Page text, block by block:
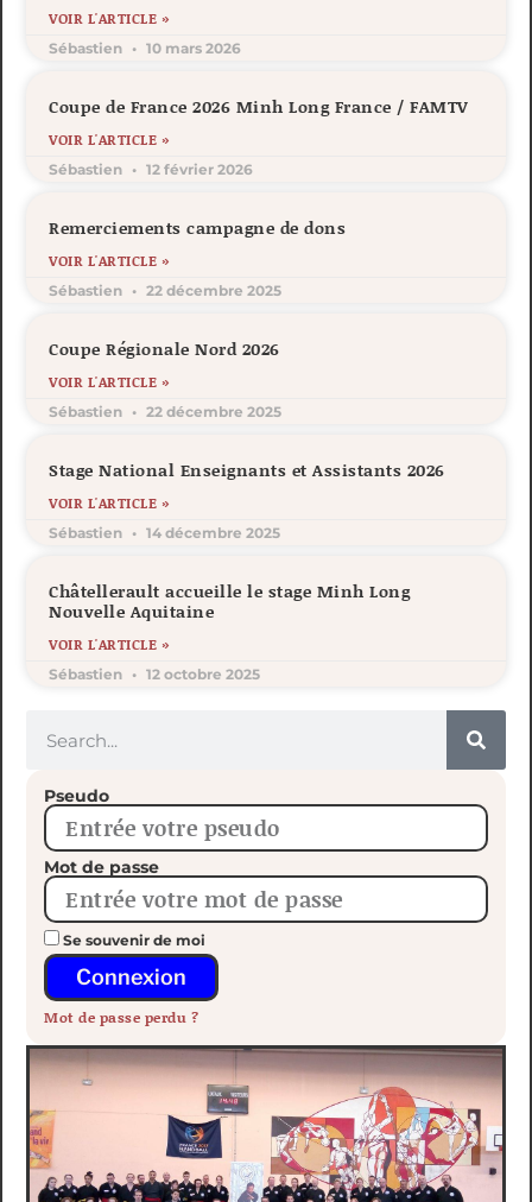
VOIR L'ARTICLE »
Sébastien 10 mars 2026
Coupe de France 2026 Minh Long France / FAMTV
VOIR L'ARTICLE »
Sébastien 12 février 2026
Remerciements campagne de dons
VOIR L'ARTICLE »
Sébastien 22 décembre 2025
Coupe Régionale Nord 2026
VOIR L'ARTICLE »
Sébastien 22 décembre 2025
Stage National Enseignants et Assistants 2026
VOIR L'ARTICLE »
Sébastien 14 décembre 2025
Châtellerault accueille le stage Minh Long
Nouvelle Aquitaine
VOIR L'ARTICLE »
Sébastien 12 octobre 2025
Pseudo
Mot de passe
Se souvenir de moi
Connexion
Mot de passe perdu ?
Stage National Minh Long Tous Niveaux au Touquet
Stage National Minh Long Tous Niveaux à